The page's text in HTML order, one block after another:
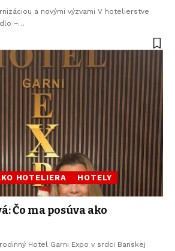
a novými výzvami V hotelierstve
–…
HOTELIERA
HOTELY
Čo ma posúva ako
Hotel Garni Expo v srdci Banskej